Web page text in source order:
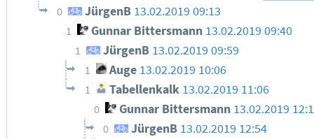
0 JürgenB 13.02.2019 09:13
1 Gunnar Bittersmann 13.02.2019 09:40
1 JürgenB 13.02.2019 09:59
1 Auge 13.02.2019 10:06
1 Tabellenkalk 13.02.2019 11:06
0 Gunnar Bittersmann 13.02.2019
0 JürgenB 13.02.2019 12:54